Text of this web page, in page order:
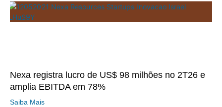
Nexa registra lucro de US$ 98 milhões no 2T26 e
amplia EBITDA em 78%
Saiba Mais